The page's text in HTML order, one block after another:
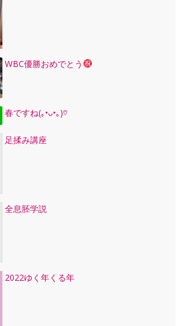
WBC優勝おめでとう
春ですね(｡•ᴗ•｡)♡
足揉み講座
全息胚学説
2022ゆく年くる年